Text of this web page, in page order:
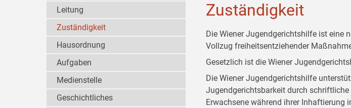
Zuständigkeit
Die Wiener Jugendgerichtshilfe ist eine
Vollzug freiheitsentziehender
Gesetzlich ist die Wiener
Die Wiener Jugendgerichtshilfe
Jugendgerichtsbarkeit durch
Erwachsene während ihrer
Leitung
Zuständigkeit
Hausordnung
Aufgaben
Medienstelle
Geschichtliches